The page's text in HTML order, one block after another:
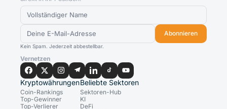
Abonnieren
Kein Spam. Jederzeit abbestellbar.
Vernetzen
Kryptowährungen
Coin-Rankings
Top-Gewinner
Top-Verlierer
Beliebte Sektoren
Sektoren-Hub
KI
DeFi